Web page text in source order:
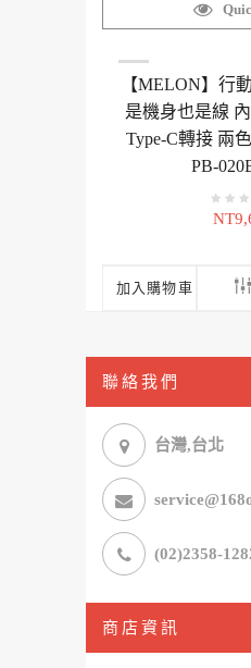
【MELON】行
是機身也是線
Type-C轉接 兩
PB-
加入購物車
聯絡我們
台灣,台北
(02)2358-
商店資訊